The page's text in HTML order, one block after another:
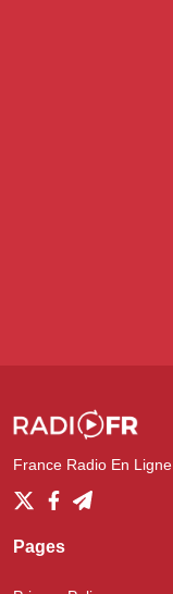
France Radio En Ligne
Pages